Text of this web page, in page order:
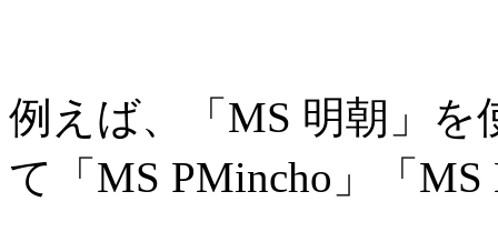
例えば、「MS 明朝」
て「MS PMincho」「